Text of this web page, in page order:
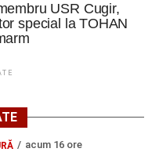
USR Cugir,
special la TOHAN
acum 16 ore